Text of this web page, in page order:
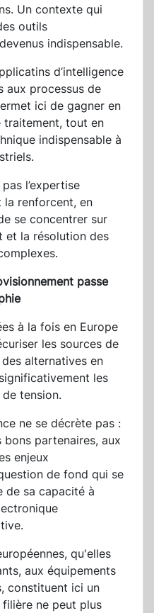
Un contexte qui
outils
indispensable.
d’intelligence
aux processus de
ici de gagner en
traitement, tout en
indispensable à
l’expertise
la renforcent, en
se concentrer sur
et la résolution des
passe
à la fois en Europe
les sources de
alternatives en
les
tension.
ne se décrète pas :
partenaires, aux
enjeux
de fond qui se
de sa capacité à
qu'elles
aux équipements
constituent ici un
ne peut plus